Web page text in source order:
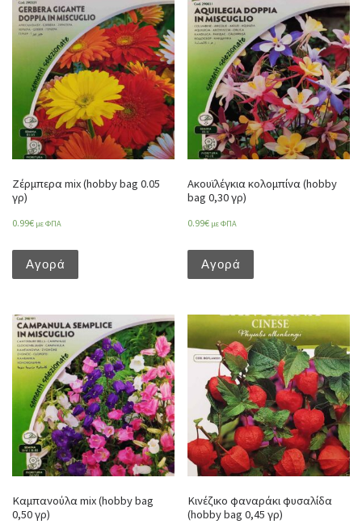
Ζέρμπερα mix (hobby bag 0.05
γρ)
0.99€ με ΦΠΑ
Αγορά
Ακουϊλέγκια κολομπίνα (hobby
bag 0,30 γρ)
0.99€ με ΦΠΑ
Αγορά
Καμπανούλα mix (hobby bag
0,50 γρ)
Κινέζικο φαναράκι φυσαλίδα
(hobby bag 0,45 γρ)